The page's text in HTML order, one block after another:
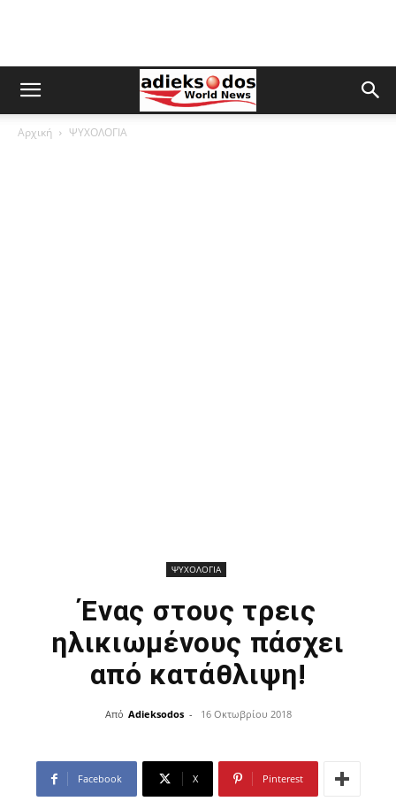
Αρχική ΨΥΧΟΛΟΓΙΑ
ΨΥΧΟΛΟΓΙΑ
Ένας στους τρεις
ηλικιωμένους πάσχει
από κατάθλιψη!
Από Adieksodos - 16 Οκτωβρίου 2018
Facebook X Pinterest